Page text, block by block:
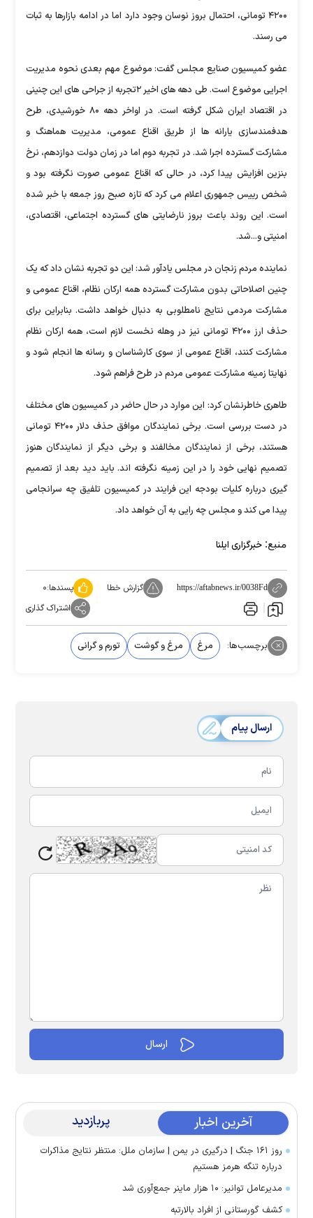
۴۲۰۰ تومانی، احتمال بروز نوسان وجود دارد اما در ادامه بازارها به ثبات
می رسند.
عضو کمیسیون صنایع مجلس گفت: موضوع مهم بعدی نحوه مدیریت
اجرایی موضوع است. طی دهه های اخیر ۲تجربه از جراحی های این چنینی
در اقتصاد ایران شکل گرفته است. در اواخر دهه ۸۰ خورشیدی، طرح
هدفمندسازی یارانه ها از طریق اقناع عمومی، مدیریت هماهنگ و
مشارکت گسترده اجرا شد. در تجربه دوم اما در زمان دولت دوازدهم، نرخ
بنزین افزایش پیدا کرد، در حالی که اقناع عمومی صورت نگرفته بود و
شخص رییس جمهوری اعلام می کرد که تازه صبح روز جمعه با خبر شده
است. این روند باعث بروز نارضایتی های گسترده اجتماعی، اقتصادی،
امنیتی و...شد.
نماینده مردم زنجان در مجلس یادآور شد: این دو تجربه نشان داد که یک
چنین اصلاحاتی بدون مشارکت گسترده همه ارکان نظام، اقناع عمومی و
مشارکت مردمی نتایج نامطلوبی به دنبال خواهد داشت. بنابراین برای
حذف ارز ۴۲۰۰ تومانی نیز در وهله نخست لازم است، همه ارکان نظام
مشارکت کنند، اقناع عمومی از سوی کارشناسان و رسانه ها انجام شود و
نهایتا زمینه مشارکت عمومی مردم در طرح فراهم شود.
طاهری خاطرنشان کرد: این موارد در حال حاضر در کمیسیون های مختلف
در دست بررسی است. برخی نمایندگان موافق حذف دلار ۴۲۰۰ تومانی
هستند، برخی از نمایندگان مخالفند و برخی دیگر از نمایندگان هنوز
تصمیم نهایی خود را در این زمینه نگرفته اند. باید دید بعد از تصمیم
گیری درباره کلیات بودجه این فرایند در کمیسیون تلفیق چه سرانجامی
پیدا می کند و مجلس چه رایی به آن خواهد داد.
منبع: خبرگزاری ایلنا
https://aftabnews.ir/0038Fd گزارش خطا پسندها:۰
اشتراک گذاری
برچسب‌ها: مرغ مرغ و گوشت تورم و گرانی
ارسال پیام
آخرین اخبار پربازدید
روز ۱۶۱ جنگ | درگیری در یمن | سازمان ملل: منتظر نتایج مذاکرات
درباره تنگه هرمز هستیم
مدیرعامل توانیر: ۱۰ هزار ماینر جمع‌آوری شد
کشف گورستانی از افراد بالارتبه